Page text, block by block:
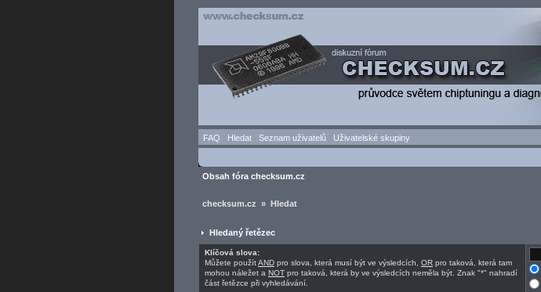
FAQ Hledat Seznam uživatelů Uživatelské skupiny
Obsah fóra checksum.cz
checksum.cz » Hledat
Hledaný řetězec
Klíčová slova:
Můžete použítAND pro slova, která musí být ve výsledcích, OR pro taková, která tam
mohou náležet a NOT pro taková, která by ve výsledcích neměla být. Znak "*" nahradí
část řetězce při vyhledávání.